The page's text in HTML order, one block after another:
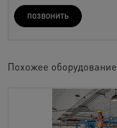
ПОЗВОНИТЬ
Похожее оборудование